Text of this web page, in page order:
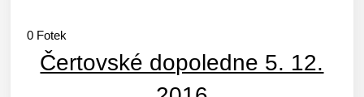
0 Fotek
Čertovské dopoledne 5. 12.